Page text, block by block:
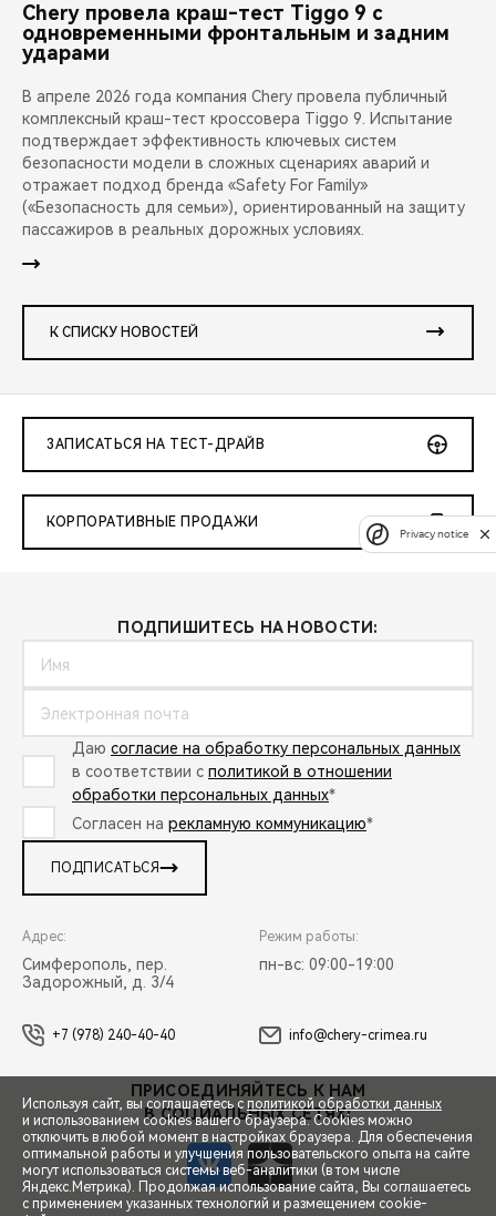
Chery провела краш-тест Tiggo 9 с
одновременными фронтальным и задним
ударами
В апреле 2026 года компания Chery провела публичный
комплексный краш-тест кроссовера Tiggo 9. Испытание
подтверждает эффективность ключевых систем
безопасности модели в сложных сценариях аварий и
отражает подход бренда «Safety For Family»
(«Безопасность для семьи»), ориентированный на защиту
пассажиров в реальных дорожных условиях.
К СПИСКУ НОВОСТЕЙ
ЗАПИСАТЬСЯ НА ТЕСТ-ДРАЙВ
КОРПОРАТИВНЫЕ ПРОДАЖИ
ПОДПИШИТЕСЬ НА НОВОСТИ:
Даю согласие на обработку персональных данных
в соответствии с политикой в отношении
обработки персональных данных*
Согласен на рекламную коммуникацию*
ПОДПИСАТЬСЯ
Адрес:
Симферополь, пер.
Задорожный, д. 3/4
Режим работы:
пн-вс: 09:00-19:00
+7 (978) 240-40-40 info@chery-crimea.ru
ПРИСОЕДИНЯЙТЕСЬ К НАМ
В СОЦИАЛЬНЫХ СЕТЯХ:
Используя сайт, вы соглашаетесь с политикой обработки данных
и использованием cookies вашего браузера. Cookies можно
отключить в любой момент в настройках браузера. Для обеспечения
оптимальной работы и улучшения пользовательского опыта на сайте
могут использоваться системы веб-аналитики (в том числе
Яндекс.Метрика). Продолжая использование сайта, Вы соглашаетесь
с применением указанных технологий и размещением cookie-
Privacy notice